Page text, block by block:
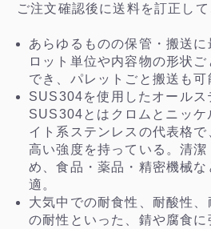
ご注文確認後に送料を訂正して
あらゆるものの保管・搬送
ロット単位や内容物の形状
でき、パレットごと搬送も可
SUS304を使用したオールス
SUS304とはクロムとニッケ
イト系ステンレスの代表格で
高い強度を持っている。清潔
め、食品・薬品・精密機械
適。
大気中での耐食性、耐酸性
の耐性といった、錆や腐食に